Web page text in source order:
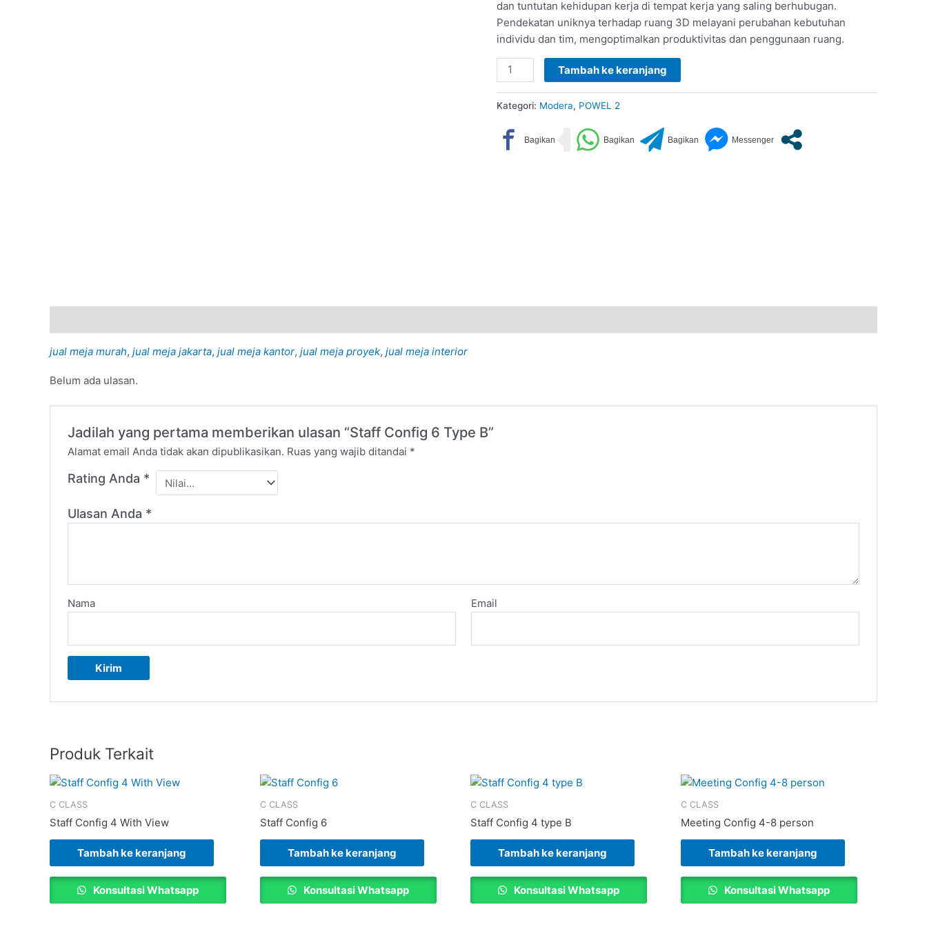
dan tuntutan kehidupan kerja di tempat kerja yang saling berhubugan.
Pendekatan uniknya terhadap ruang 3D melayani perubahan kebutuhan
individu dan tim, mengoptimalkan produktivitas dan penggunaan ruang.
Tambah ke keranjang
Kategori: Modera, POWEL 2
jual meja murah, jual meja jakarta, jual meja kantor, jual meja proyek, jual meja interior
Belum ada ulasan.
Jadilah yang pertama memberikan ulasan “Staff Config 6 Type B”
Alamat email Anda tidak akan dipublikasikan. Ruas yang wajib ditandai *
Rating Anda *
Ulasan Anda *
Nama Email
Produk Terkait
C CLASS
Staff Config 4 With View
Tambah ke keranjang
Konsultasi Whatsapp
C CLASS
Staff Config 6
Tambah ke keranjang
Konsultasi Whatsapp
C CLASS
Staff Config 4 type B
Tambah ke keranjang
Konsultasi Whatsapp
C CLASS
Meeting Config 4-8 person
Tambah ke keranjang
Konsultasi Whatsapp